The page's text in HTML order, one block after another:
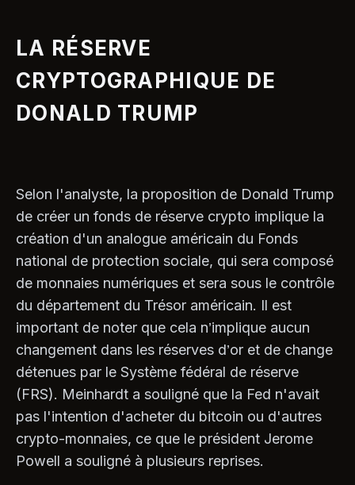
LA RÉSERVE
CRYPTOGRAPHIQUE DE
DONALD TRUMP
Selon l'analyste, la proposition de Donald Trump
de créer un fonds de réserve crypto implique la
création d'un analogue américain du Fonds
national de protection sociale, qui sera composé
de monnaies numériques et sera sous le contrôle
du département du Trésor américain. Il est
important de noter que cela n’implique aucun
changement dans les réserves d’or et de change
détenues par le Système fédéral de réserve
(FRS). Meinhardt a souligné que la Fed n'avait
pas l'intention d'acheter du bitcoin ou d'autres
crypto-monnaies, ce que le président Jerome
Powell a souligné à plusieurs reprises.